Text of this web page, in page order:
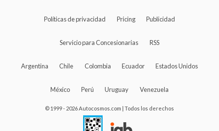
Políticas de privacidad Pricing Publicidad
Servicio para Concesionarias RSS
Argentina Chile Colombia Ecuador Estados Unidos
México Perú Uruguay Venezuela
© 1999 - 2026 Autocosmos.com | Todos los derechos